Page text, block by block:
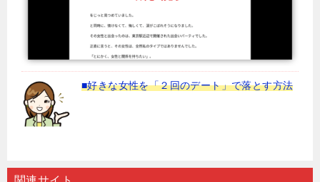
■好きな女性を「２回のデート」で落とす方法